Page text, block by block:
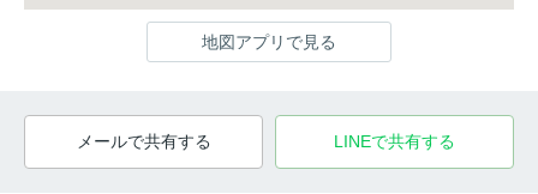
地図アプリで見る
メールで共有する LINEで共有する